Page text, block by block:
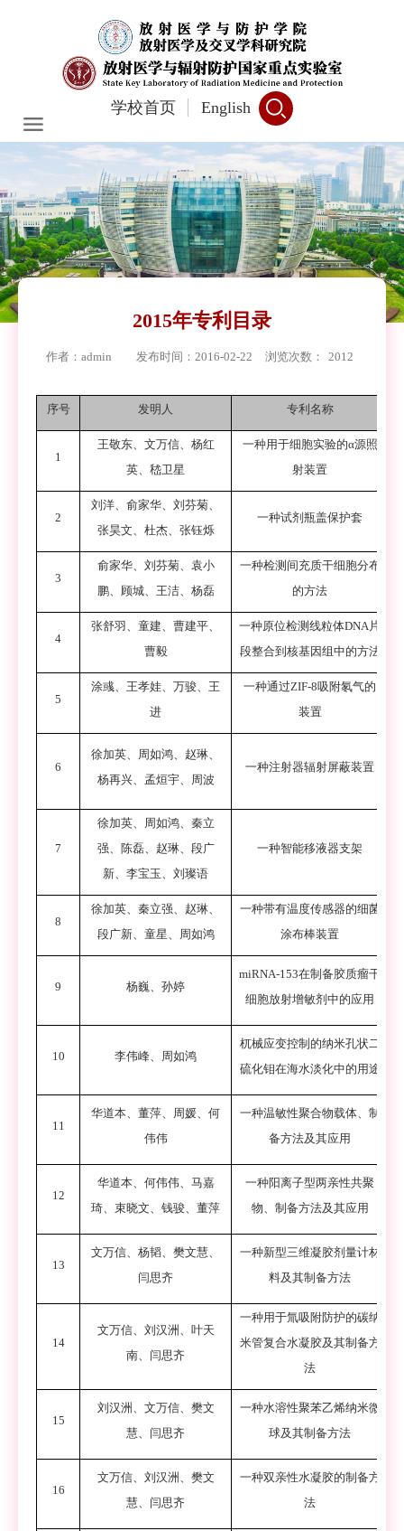
学校首页 English
2015年专利目录
作者：admin 发布时间：2016-02-22 浏览次数： 2012
序号 发明人 专利名称
1
王敬东、文万信、杨红
英、嵇卫星
一种用于细胞实验的α源照
射装置
2
刘洋、 俞家华、 刘芬菊、
张昊文、 杜杰、 张钰烁
一种试剂瓶盖保护套
3
俞家华、 刘芬菊、 袁小
鹏、 顾城、 王洁、 杨磊
一种检测间充质干细胞分布
的方法
4
张舒羽 、 童建、 曹建平、
曹毅
一种原位检测线粒体DNA片
段整合到核基因组中的方法
5
涂彧、 王孝娃、 万骏、 王
进
一种通过ZIF-8吸附氡气的
装置
6
徐加英、周如鸿、赵琳、
杨再兴、孟烜宇、周波
一种注射器辐射屏蔽装置
7
徐加英、周如鸿、秦立
强、陈磊、赵琳、段广
新、李宝玉、刘璨语
一种智能移液器支架
8
徐加英、 秦立强、 赵琳、
段广新、 童星、 周如鸿
一种带有温度传感器的细菌
涂布棒装置
9 杨巍、 孙婷
miRNA-153在制备胶质瘤干
细胞放射增敏剂中的应用
10 李伟峰、 周如鸿
杌械应变控制的纳米孔状二
硫化钼在海水淡化中的用途
11
华道本、董萍、周媛、何
伟伟
一种温敏性聚合物载体、制
备方法及其应用
12
华道本、何伟伟、马嘉
琦、束晓文、钱骏、董萍
一种阳离子型两亲性共聚
物、制备方法及其应用
13
文万信、 杨韬、 樊文慧、
闫思齐
一种新型三维凝胶剂量计材
料及其制备方法
14
文万信、 刘汉洲 、 叶天
南、 闫思齐
一种用于氚吸附防护的碳纳
米管复合水凝胶及其制备方
法
15
刘汉洲 、 文万信、 樊文
慧、 闫思齐
一种水溶性聚苯乙烯纳米微
球及其制备方法
16
文万信、 刘汉洲 、 樊文
慧、 闫思齐
一种双亲性水凝胶的制备方
法